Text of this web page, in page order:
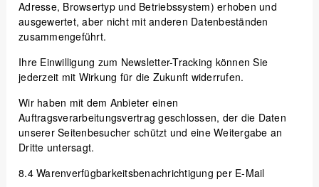
Adresse, Browsertyp und Betriebssystem) erhoben und
ausgewertet, aber nicht mit anderen Datenbeständen
zusammengeführt.
Ihre Einwilligung zum Newsletter-Tracking können Sie
jederzeit mit Wirkung für die Zukunft widerrufen.
Wir haben mit dem Anbieter einen
Auftragsverarbeitungsvertrag geschlossen, der die Daten
unserer Seitenbesucher schützt und eine Weitergabe an
Dritte untersagt.
8.4Warenverfügbarkeitsbenachrichtigung per E-Mail